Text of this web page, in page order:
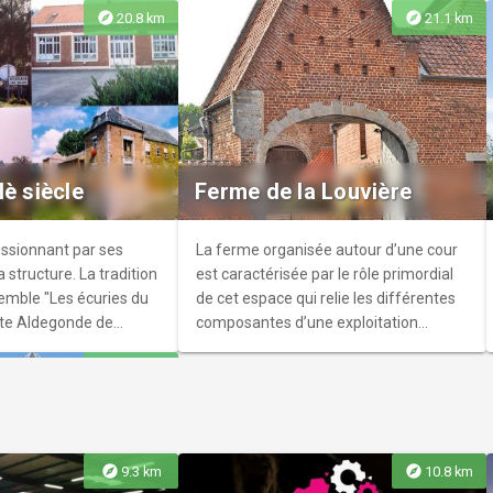
écrivant des
de laisser libre
et ainsi repartir
poème!
sur l’ancienne motte
d’une dérivation du
à laissé place en 1986 à un vaste un
parc qui abrite la maison des
associations
Chirac,
de Rome
(59300) au
Régiment d'Infanterie.
explore 20.8 km
siècle
par ses
structure. La tradition
"Les écuries du
Aldegonde de
explore21.1 km
Ferme de la Louvière
La ferme organisée autour d’une cour
est caractérisée par le rôle primordial
de cet espace qui relie les différentes
composantes d’une exploitation
explore 9.3 km explore 10.8 km